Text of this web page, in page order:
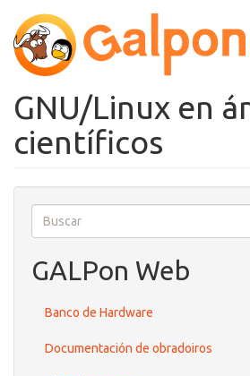
contido
principal
GNU/Linux en
científicos
Buscar
GALPon Web
Banco de Hardware
Documentación de obradoiros